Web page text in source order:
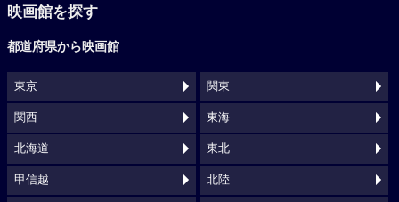
映画館を探す
都道府県から映画館
東京 関東
関西 東海
北海道 東北
甲信越 北陸